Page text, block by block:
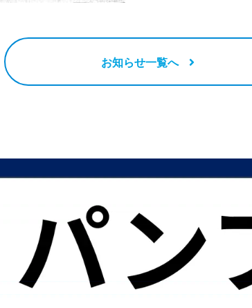
お知らせ一覧へ